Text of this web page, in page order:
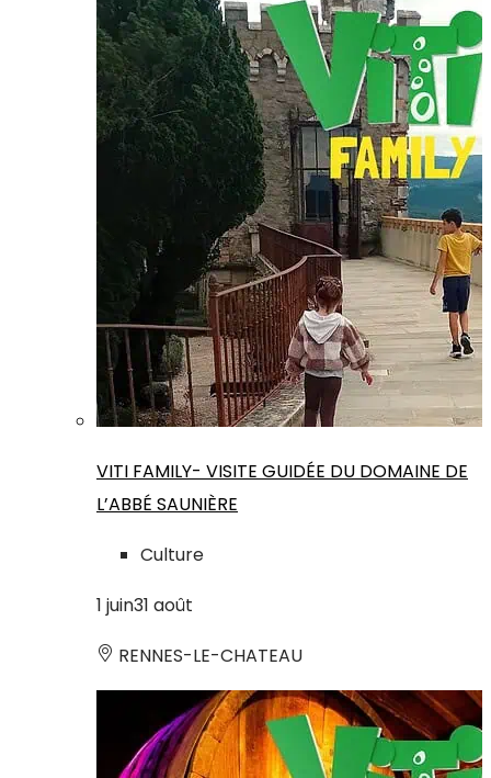
VITI FAMILY- VISITE GUIDÉE DU DOMAINE DE
L’ABBÉ SAUNIÈRE
Culture
1 juin31 août
RENNES-LE-CHATEAU